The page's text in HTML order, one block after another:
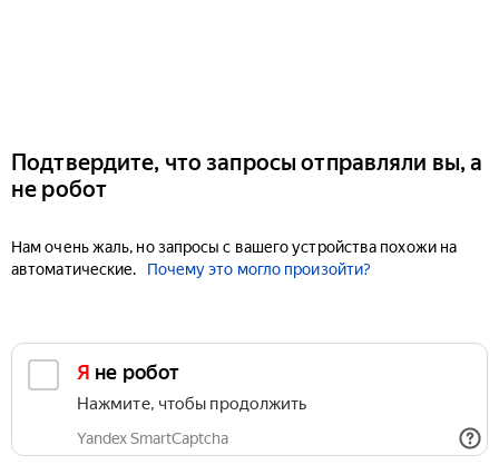
Подтвердите, что запросы отправляли вы, а
не робот
Нам очень жаль, но запросы с вашего устройства похожи на
автоматические.
Почему это могло произойти?
Я не робот
Нажмите, чтобы продолжить
Yandex SmartCaptcha